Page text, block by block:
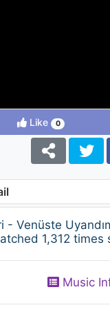
Like 0
- Venüste
1,312
Music